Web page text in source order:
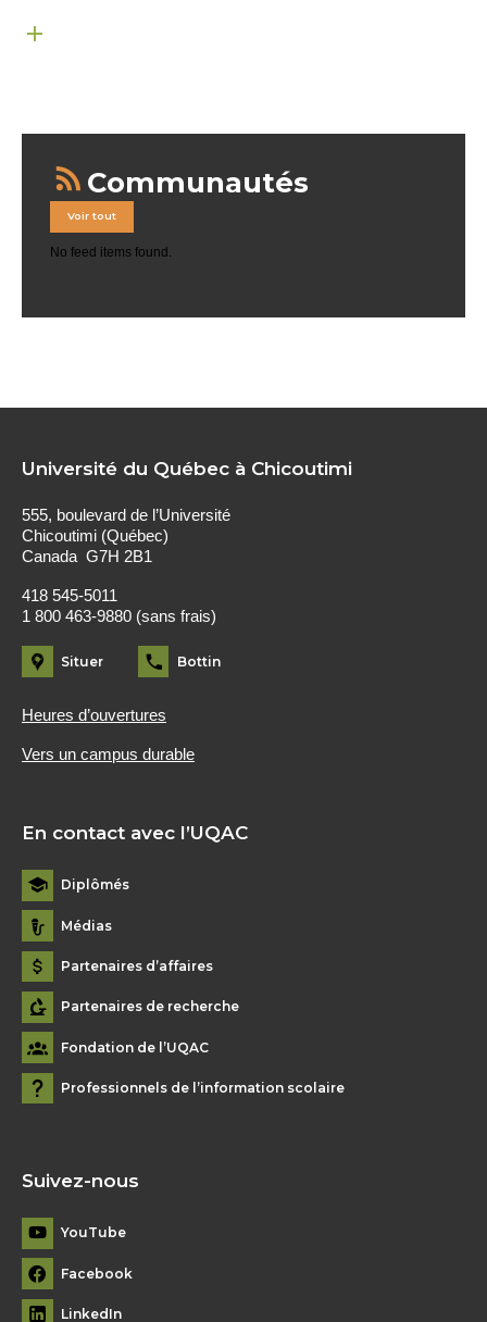
Communautés
Voir tout
No feed items found.
Université du Québec à Chicoutimi
555, boulevard de l’Université
Chicoutimi (Québec)
Canada G7H 2B1
418 545-5011
1 800 463-9880 (sans frais)
Situer Bottin
Heures d’ouvertures
Vers un campus durable
En contact avec l’UQAC
Diplômés
Médias
Partenaires d’affaires
Partenaires de recherche
Fondation de l’UQAC
Professionnels de l’information scolaire
Suivez-nous
YouTube
Facebook
LinkedIn